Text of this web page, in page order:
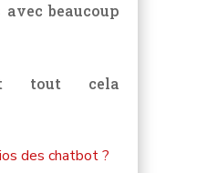
beaucoup
tout cela
des chatbot ?